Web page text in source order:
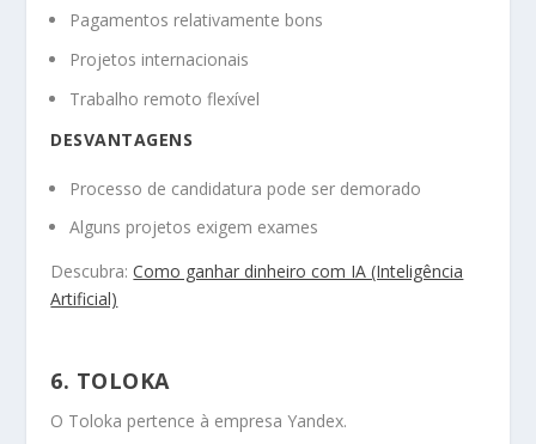
Pagamentos relativamente bons
Projetos internacionais
Trabalho remoto flexível
DESVANTAGENS
Processo de candidatura pode ser demorado
Alguns projetos exigem exames
Descubra:Como ganhar dinheiro com IA (Inteligência
Artificial)
6. TOLOKA
O Toloka pertence à empresa Yandex.